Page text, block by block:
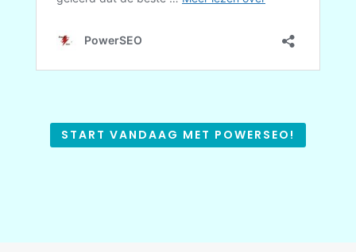
START VANDAAG MET POWERSEO!